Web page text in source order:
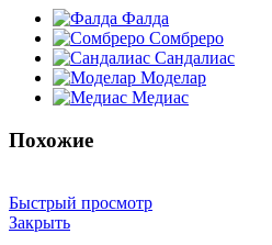
Фалда
Сомбреро
Сандалиас
Моделар
Медиас
Похожие
Быстрый просмотр
Закрыть